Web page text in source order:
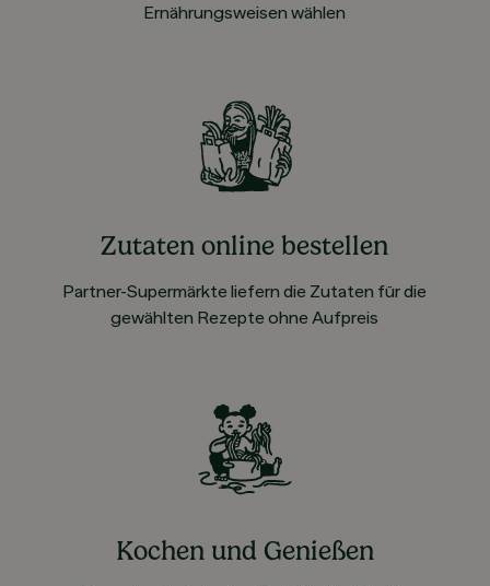
Ernährungsweisen wählen
Zutaten online bestellen
Partner-Supermärkte liefern die Zutaten für die
gewählten Rezepte ohne Aufpreis
Kochen und Genießen